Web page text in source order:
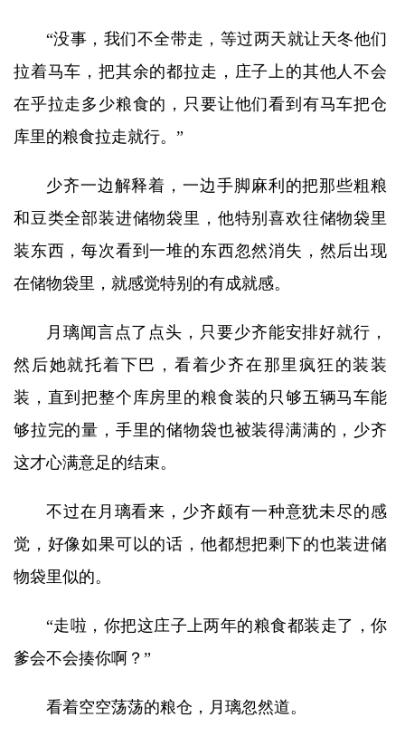
“没事，我们不全带走，等过两天就让天冬他们
拉着马车，把其余的都拉走，庄子上的其他人不会
在乎拉走多少粮食的，只要让他们看到有马车把仓
库里的粮食拉走就行。”
少齐一边解释着，一边手脚麻利的把那些粗粮
和豆类全部装进储物袋里，他特别喜欢往储物袋里
装东西，每次看到一堆的东西忽然消失，然后出现
在储物袋里，就感觉特别的有成就感。
月璃闻言点了点头，只要少齐能安排好就行，
然后她就托着下巴，看着少齐在那里疯狂的装装
装，直到把整个库房里的粮食装的只够五辆马车能
够拉完的量，手里的储物袋也被装得满满的，少齐
这才心满意足的结束。
不过在月璃看来，少齐颇有一种意犹未尽的感
觉，好像如果可以的话，他都想把剩下的也装进储
物袋里似的。
“走啦，你把这庄子上两年的粮食都装走了，你
爹会不会揍你啊？”
看着空空荡荡的粮仓，月璃忽然道。